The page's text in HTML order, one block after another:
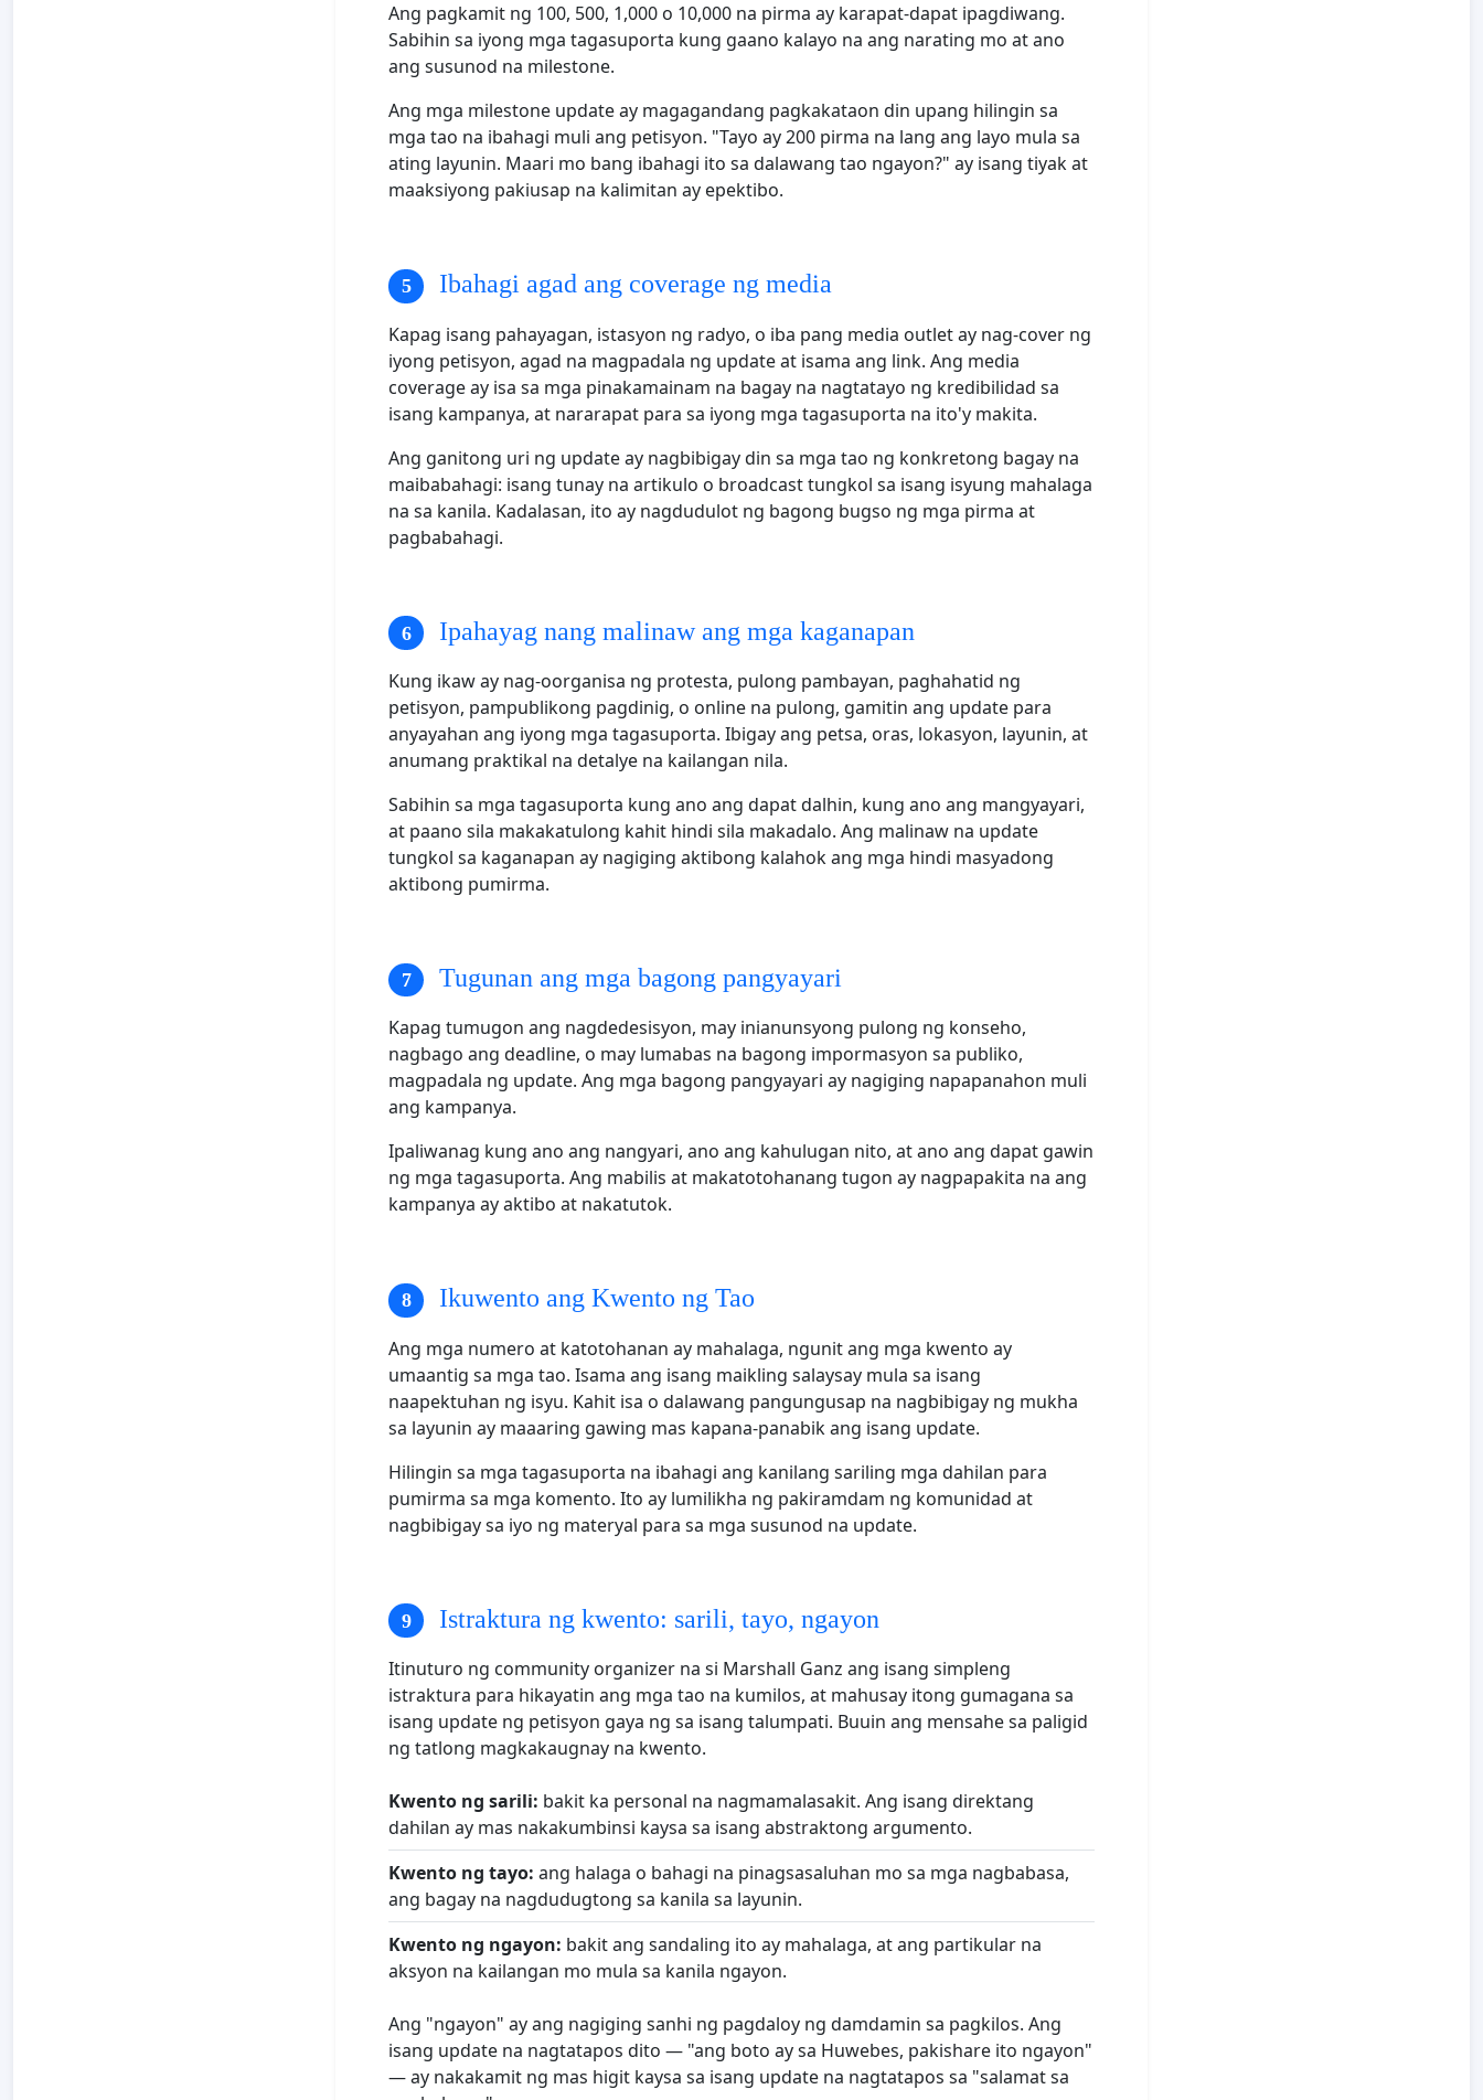
Ang pagkamit ng 100, 500, 1,000 o 10,000 na pirma ay karapat-dapat ipagdiwang.
Sabihin sa iyong mga tagasuporta kung gaano kalayo na ang narating mo at ano
ang susunod na milestone.
Ang mga milestone update ay magagandang pagkakataon din upang hilingin sa
mga tao na ibahagi muli ang petisyon. "Tayo ay 200 pirma na lang ang layo mula sa
ating layunin. Maari mo bang ibahagi ito sa dalawang tao ngayon?" ay isang tiyak at
maaksiyong pakiusap na kalimitan ay epektibo.
Ibahagi agad ang coverage ng media
Kapag isang pahayagan, istasyon ng radyo, o iba pang media outlet ay nag-cover ng
iyong petisyon, agad na magpadala ng update at isama ang link. Ang media
coverage ay isa sa mga pinakamainam na bagay na nagtatayo ng kredibilidad sa
isang kampanya, at nararapat para sa iyong mga tagasuporta na ito'y makita.
Ang ganitong uri ng update ay nagbibigay din sa mga tao ng konkretong bagay na
maibabahagi: isang tunay na artikulo o broadcast tungkol sa isang isyung mahalaga
na sa kanila. Kadalasan, ito ay nagdudulot ng bagong bugso ng mga pirma at
pagbabahagi.
Ipahayag nang malinaw ang mga kaganapan
Kung ikaw ay nag-oorganisa ng protesta, pulong pambayan, paghahatid ng
petisyon, pampublikong pagdinig, o online na pulong, gamitin ang update para
anyayahan ang iyong mga tagasuporta. Ibigay ang petsa, oras, lokasyon, layunin, at
anumang praktikal na detalye na kailangan nila.
Sabihin sa mga tagasuporta kung ano ang dapat dalhin, kung ano ang mangyayari,
at paano sila makakatulong kahit hindi sila makadalo. Ang malinaw na update
tungkol sa kaganapan ay nagiging aktibong kalahok ang mga hindi masyadong
aktibong pumirma.
Tugunan ang mga bagong pangyayari
Kapag tumugon ang nagdedesisyon, may inianunsyong pulong ng konseho,
nagbago ang deadline, o may lumabas na bagong impormasyon sa publiko,
magpadala ng update. Ang mga bagong pangyayari ay nagiging napapanahon muli
ang kampanya.
Ipaliwanag kung ano ang nangyari, ano ang kahulugan nito, at ano ang dapat gawin
ng mga tagasuporta. Ang mabilis at makatotohanang tugon ay nagpapakita na ang
kampanya ay aktibo at nakatutok.
Ikuwento ang Kwento ng Tao
Ang mga numero at katotohanan ay mahalaga, ngunit ang mga kwento ay
umaantig sa mga tao. Isama ang isang maikling salaysay mula sa isang
naapektuhan ng isyu. Kahit isa o dalawang pangungusap na nagbibigay ng mukha
sa layunin ay maaaring gawing mas kapana-panabik ang isang update.
Hilingin sa mga tagasuporta na ibahagi ang kanilang sariling mga dahilan para
pumirma sa mga komento. Ito ay lumilikha ng pakiramdam ng komunidad at
nagbibigay sa iyo ng materyal para sa mga susunod na update.
Istraktura ng kwento: sarili, tayo, ngayon
Itinuturo ng community organizer na si Marshall Ganz ang isang simpleng
istraktura para hikayatin ang mga tao na kumilos, at mahusay itong gumagana sa
isang update ng petisyon gaya ng sa isang talumpati. Buuin ang mensahe sa paligid
ng tatlong magkakaugnay na kwento.
Kwento ng sarili: bakit ka personal na nagmamalasakit. Ang isang direktang
dahilan ay mas nakakumbinsi kaysa sa isang abstraktong argumento.
Kwento ng tayo: ang halaga o bahagi na pinagsasaluhan mo sa mga nagbabasa,
ang bagay na nagdudugtong sa kanila sa layunin.
Kwento ng ngayon: bakit ang sandaling ito ay mahalaga, at ang partikular na
aksyon na kailangan mo mula sa kanila ngayon.
Ang "ngayon" ay ang nagiging sanhi ng pagdaloy ng damdamin sa pagkilos. Ang
isang update na nagtatapos dito — "ang boto ay sa Huwebes, pakishare ito ngayon"
— ay nakakamit ng mas higit kaysa sa isang update na nagtatapos sa "salamat sa